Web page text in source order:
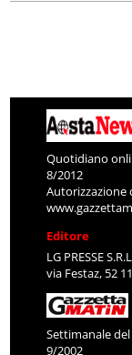
Quotidiano
8/2012
Autorizzazione
Editore
LG PRESSE
via Festaz, 52
Settimanale
9/2002